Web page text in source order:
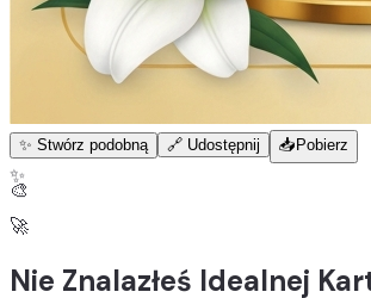
✨ Stwórz podobną 🔗 Udostępnij 📥 Pobierz
✨
🎨
🚀
Nie Znalazłeś Idealnej